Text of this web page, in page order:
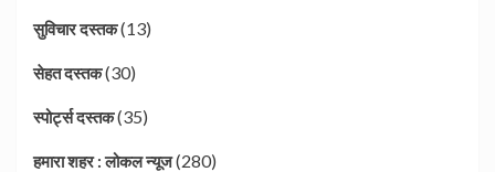
सुविचार दस्तक(13)
सेहत दस्तक(30)
स्पोर्ट्स दस्तक(35)
हमारा शहर : लोकल न्यूज(280)